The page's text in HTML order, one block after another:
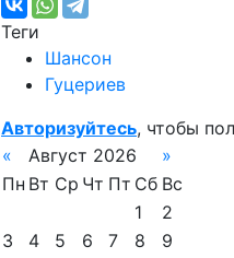
Теги
Шансон
Гуцериев
Авторизуйтесь, чтобы
«
Август 2026
»
Пн Вт Ср Чт Пт Сб Вс
1
2
3
4 5 6 7 8 9